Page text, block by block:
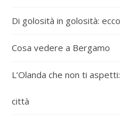
Di golosità in golosità:
Cosa vedere a Bergamo
L’Olanda che non ti
città